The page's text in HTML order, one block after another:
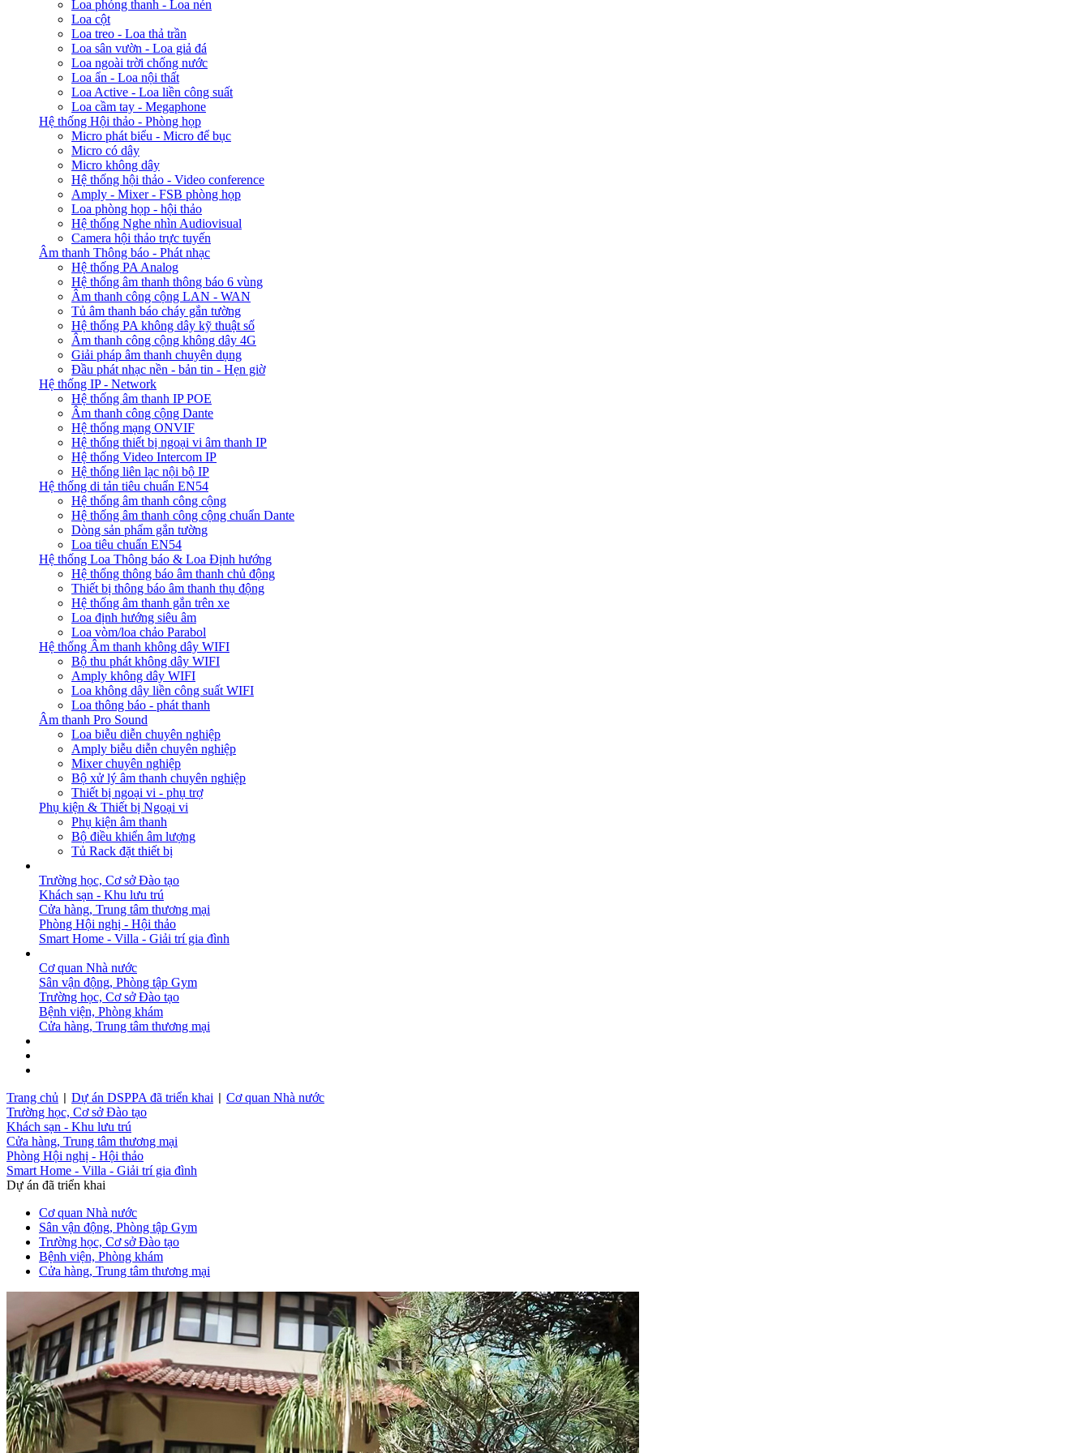
Loa phóng thanh - Loa nén
Loa cột
Loa treo - Loa thả trần
Loa sân vườn - Loa giả đá
Loa ngoài trời chống nước
Loa ẩn - Loa nội thất
Loa Active - Loa liền công suất
Loa cầm tay - Megaphone
Hệ thống Hội thảo - Phòng họp
Micro phát biểu - Micro để bục
Micro có dây
Micro không dây
Hệ thống hội thảo - Video conference
Amply - Mixer - FSB phòng họp
Loa phòng họp - hội thảo
Hệ thống Nghe nhìn Audiovisual
Camera hội thảo trực tuyến
Âm thanh Thông báo - Phát nhạc
Hệ thống PA Analog
Hệ thống âm thanh thông báo 6 vùng
Âm thanh công cộng LAN - WAN
Tủ âm thanh báo cháy gắn tường
Hệ thống PA không dây kỹ thuật số
Âm thanh công cộng không dây 4G
Giải pháp âm thanh chuyên dụng
Đầu phát nhạc nền - bản tin - Hẹn giờ
Hệ thống IP - Network
Hệ thống âm thanh IP POE
Âm thanh công cộng Dante
Hệ thống mạng ONVIF
Hệ thống thiết bị ngoại vi âm thanh IP
Hệ thống Video Intercom IP
Hệ thống liên lạc nội bộ IP
Hệ thống di tản tiêu chuẩn EN54
Hệ thống âm thanh công cộng
Hệ thống âm thanh công cộng chuẩn Dante
Dòng sản phẩm gắn tường
Loa tiêu chuẩn EN54
Hệ thống Loa Thông báo & Loa Định hướng
Hệ thống thông báo âm thanh chủ động
Thiết bị thông báo âm thanh thụ động
Hệ thống âm thanh gắn trên xe
Loa định hướng siêu âm
Loa vòm/loa chảo Parabol
Hệ thống Âm thanh không dây WIFI
Bộ thu phát không dây WIFI
Amply không dây WIFI
Loa không dây liền công suất WIFI
Loa thông báo - phát thanh
Âm thanh Pro Sound
Loa biễu diễn chuyên nghiệp
Amply biễu diễn chuyên nghiệp
Mixer chuyên nghiệp
Bộ xử lý âm thanh chuyên nghiệp
Thiết bị ngoại vi - phụ trợ
Phụ kiện & Thiết bị Ngoại vi
Phụ kiện âm thanh
Bộ điều khiển âm lượng
Tủ Rack đặt thiết bị
Trường học, Cơ sở Đào tạo
Khách sạn - Khu lưu trú
Cửa hàng, Trung tâm thương mại
Phòng Hội nghị - Hội thảo
Smart Home - Villa - Giải trí gia đình
Cơ quan Nhà nước
Sân vận động, Phòng tập Gym
Trường học, Cơ sở Đào tạo
Bệnh viện, Phòng khám
Cửa hàng, Trung tâm thương mại
Trang chủ
Dự án DSPPA đã triển khai
Cơ quan Nhà nước
Trường học, Cơ sở Đào tạo
Khách sạn - Khu lưu trú
Cửa hàng, Trung tâm thương mại
Phòng Hội nghị - Hội thảo
Smart Home - Villa - Giải trí gia đình
Dự án đã triển khai
Cơ quan Nhà nước
Sân vận động, Phòng tập Gym
Trường học, Cơ sở Đào tạo
Bệnh viện, Phòng khám
Cửa hàng, Trung tâm thương mại